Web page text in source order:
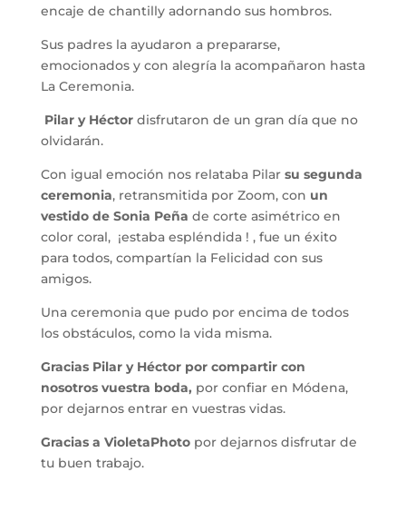
encaje de chantilly adornando sus hombros.
Sus padres la ayudaron a prepararse,
emocionados y con alegría la acompañaron hasta
La Ceremonia.
Pilar y Héctordisfrutaron de un gran día que no
olvidarán.
Con igual emoción nos relataba Pilar su segunda
ceremonia, retransmitida por Zoom, con un
vestido de Sonia Peña de corte asimétrico en
color coral, ¡estaba espléndida ! , fue un éxito
para todos, compartían la Felicidad con sus
amigos.
Una ceremonia que pudo por encima de todos
los obstáculos, como la vida misma.
Gracias Pilar y Héctor por compartir con
nosotros vuestra boda, por confiar en Módena,
por dejarnos entrar en vuestras vidas.
Gracias a VioletaPhotopor dejarnos disfrutar de
tu buen trabajo.